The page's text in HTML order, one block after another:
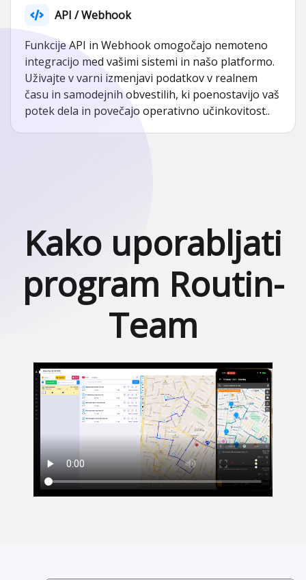
API / Webhook
Funkcije API in Webhook omogočajo nemoteno
integracijo med vašimi sistemi in našo platformo.
Uživajte v varni izmenjavi podatkov v realnem
času in samodejnih obvestilih, ki poenostavijo vaš
potek dela in povečajo operativno učinkovitost..
Kako uporabljati
program Routin-
Team